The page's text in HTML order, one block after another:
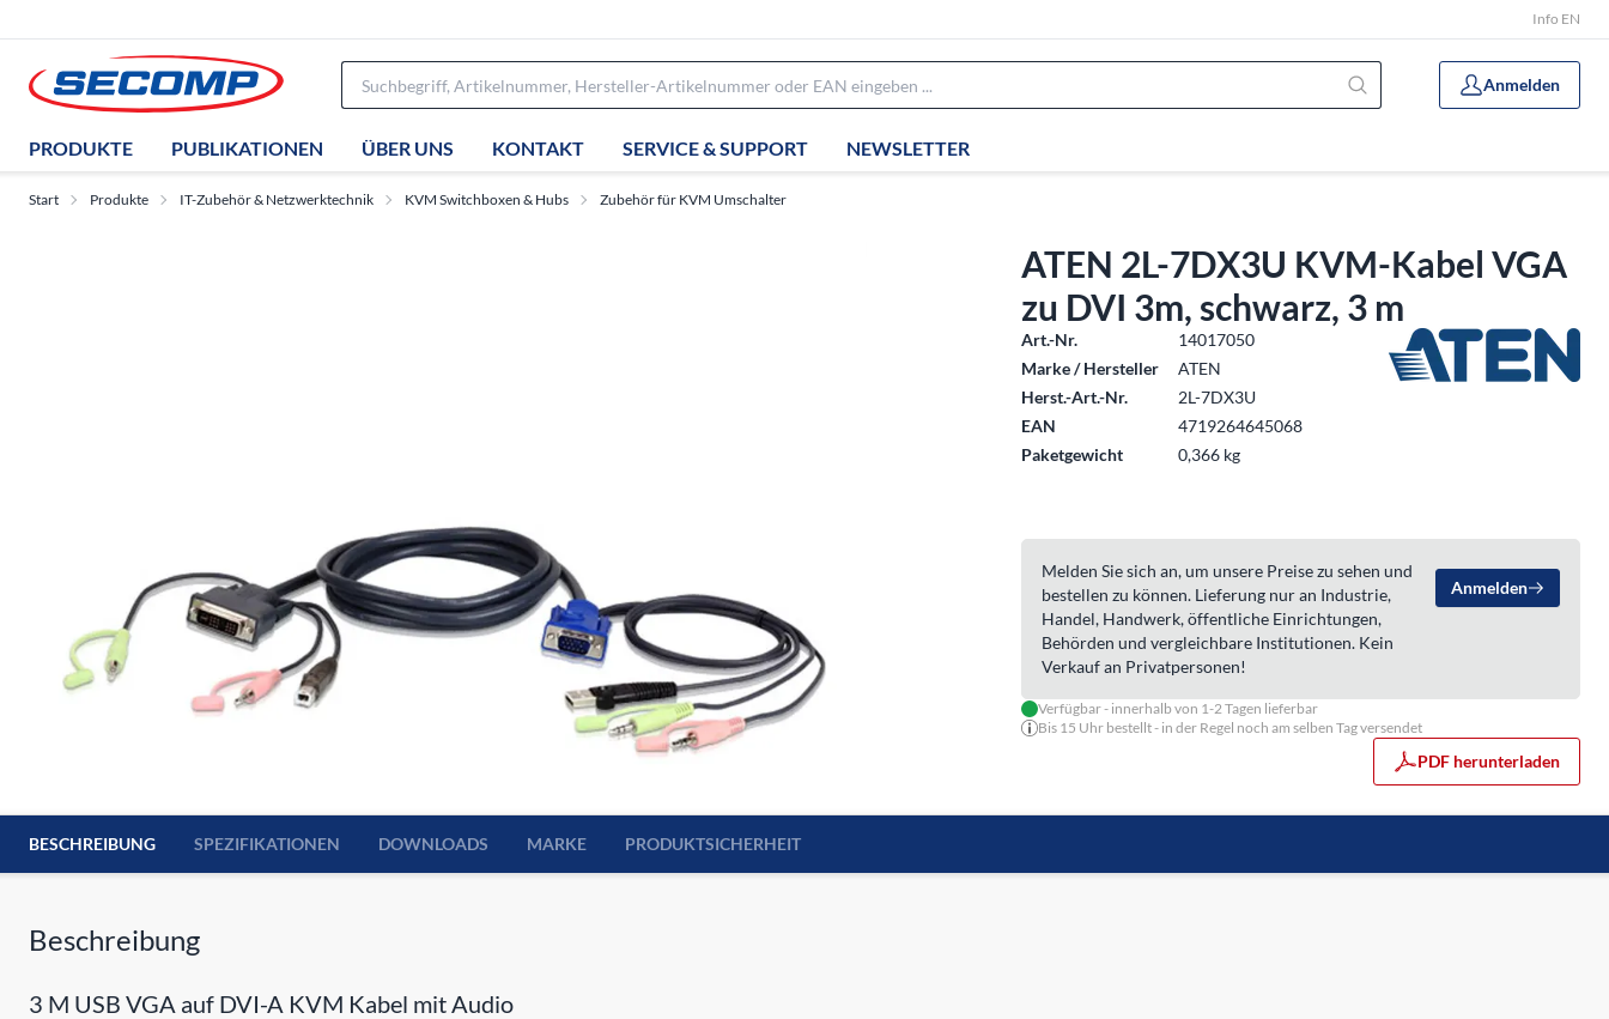
Info EN
Anmelden
PRODUKTE PUBLIKATIONEN ÜBER UNS KONTAKT SERVICE & SUPPORT NEWSLETTER
Start Produkte IT-Zubehör & Netzwerktechnik KVM Switchboxen & Hubs Zubehör für KVM Umschalter
ATEN 2L-7DX3U KVM-Kabel VGA
zu DVI 3m, schwarz, 3 m
Art.-Nr.
14017050
Marke / Hersteller
ATEN
Herst.-Art.-Nr.
2L-7DX3U
EAN
4719264645068
Paketgewicht
0,366 kg
Melden Sie sich an, um unsere Preise zu sehen und
bestellen zu können. Lieferung nur an Industrie,
Handel, Handwerk, öffentliche Einrichtungen,
Behörden und vergleichbare Institutionen. Kein
Verkauf an Privatpersonen!
Anmelden
Verfügbar - innerhalb von 1-2 Tagen lieferbar
Bis 15 Uhr bestellt - in der Regel noch am selben Tag versendet
PDF herunterladen
BESCHREIBUNG SPEZIFIKATIONEN DOWNLOADS MARKE PRODUKTSICHERHEIT
Beschreibung
3 M USB VGA auf DVI-A KVM Kabel mit Audio